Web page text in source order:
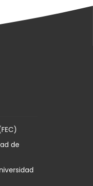
de